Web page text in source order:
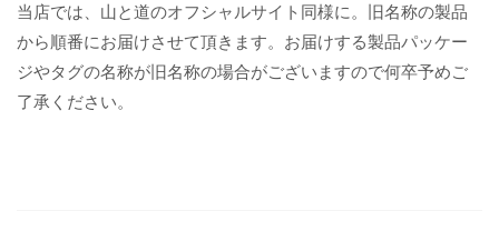
当店では、山と道のオフシャルサイト同様に。旧名称の製品
から順番にお届けさせて頂きます。 お届けする製品パッケー
ジやタグの名称が旧名称の場合がございますので何卒予めご
了承ください。